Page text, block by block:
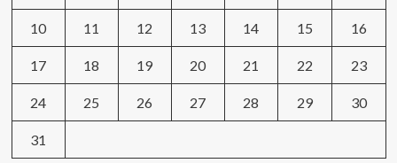
10 11 12 13 14 15 16
17 18 19 20 21 22 23
24 25 26 27 28 29 30
31